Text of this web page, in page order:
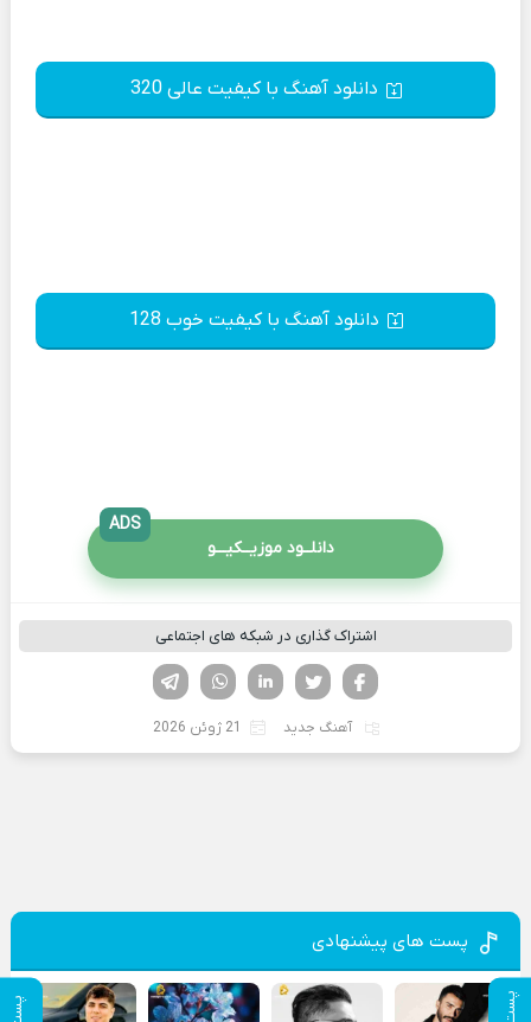
دانلود آهنگ با کیفیت عالی 320
دانلود آهنگ با کیفیت خوب 128
دانلــود موزیــکیـــو
ADS
اشتراک گذاری در شبکه های اجتماعی
لینکدین تویتر
فیسوک
آهنگ جدید 21 ژوئن 2026
پست های پیشنهادی